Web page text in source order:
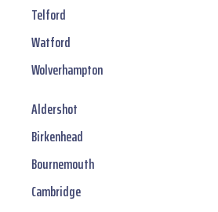
Telford
Watford
Wolverhampton
Aldershot
Birkenhead
Bournemouth
Cambridge